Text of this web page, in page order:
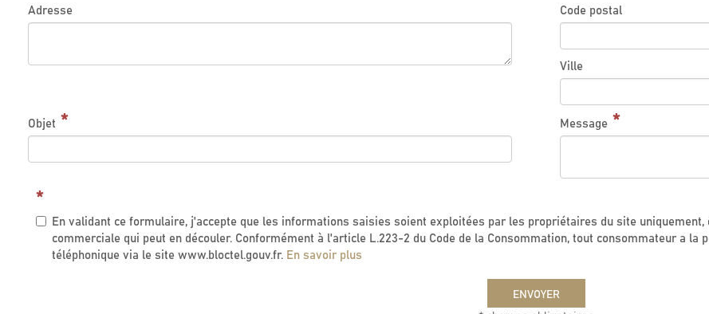
Adresse Code postal
Ville
Objet Message
En validant ce formulaire, j'accepte que les informations saisies soient exploitées par les propriétaires du site
commerciale qui peut en découler. Conformément à l'article L.223-2 du Code de la Consommation, tout consommateur a
téléphonique via le site www.bloctel.gouv.fr. En savoir plus
ENVOYER